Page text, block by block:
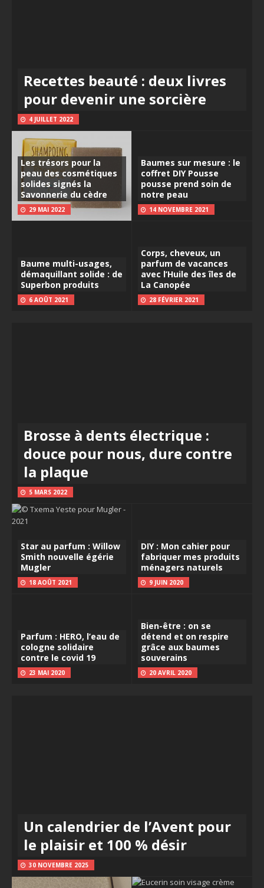
Recettes beauté : deux livres
pour devenir une sorcière
4 JUILLET 2022
Les trésors pour la
peau des cosmétiques
solides signés la
Savonnerie du cèdre
29 MAI 2022
Baumes sur mesure : le
coffret DIY Pousse
pousse prend soin de
notre peau
14 NOVEMBRE 2021
Baume multi-usages,
démaquillant solide : de
Superbon produits
6 AOÛT 2021
Corps, cheveux, un
parfum de vacances
avec l’Huile des îles de
La Canopée
28 FÉVRIER 2021
Brosse à dents électrique :
douce pour nous, dure contre
la plaque
5 MARS 2022
Star au parfum : Willow
Smith nouvelle égérie
Mugler
18 AOÛT 2021
DIY : Mon cahier pour
fabriquer mes produits
ménagers naturels
9 JUIN 2020
Parfum : HERO, l’eau de
cologne solidaire
contre le covid 19
23 MAI 2020
Bien-être : on se
détend et on respire
grâce aux baumes
souverains
20 AVRIL 2020
Un calendrier de l’Avent pour
le plaisir et 100 % désir
30 NOVEMBRE 2025